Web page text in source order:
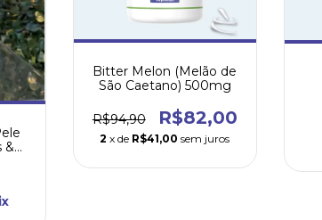
&
Bitter Melon (Melão de
São Caetano) 500mg
R$94,90 R$82,00
2 x de R$41,00 sem juros